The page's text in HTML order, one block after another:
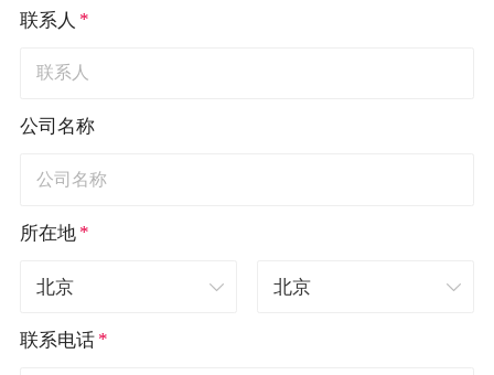
联系人 *
公司名称
所在地 *
联系电话 *